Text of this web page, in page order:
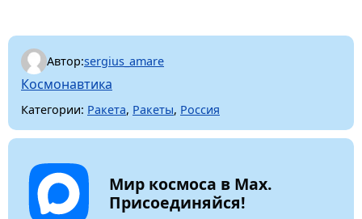
Автор:sergius_amare
Космонавтика
Категории: Ракета, Ракеты, Россия
Мир космоса в Max.
Присоединяйся!